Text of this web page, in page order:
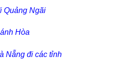
Quảng Ngãi
Hòa
Nẵng đi các tỉnh